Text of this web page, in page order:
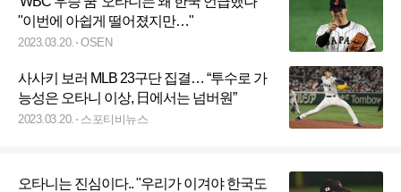
"이번에 아쉽게 떨어졌지만…"
2023.03.20. OSEN
사사키 보러 MLB 23구단 집결… “투수로 가
능성은 오타니 이상, 日에서는 넘버원”
2023.03.20. 스포티비뉴스
오타니는 진심이다.. "우리가 이겨야 한국도